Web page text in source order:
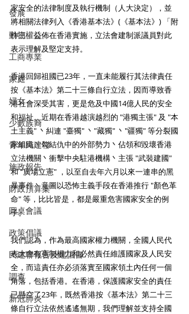
發展
動物權益
工商專業
家庭
婦女
少數族裔
青年民建聯
施政報告
財政預算案
圓桌會議
政策倡議
民建聯報告及建議書
調查
新冠肺炎
家安全的法律制度及執行機制（人大決定），並
將相關法律列入《香港基本法》(《基本法》) 「附
件三」公佈在香港實施，立法會建制派議員對此
表示理解及堅定支持。
香港回歸祖國已23年，一直未能履行其法律責任
按《基本法》第二十三條自行立法，因而導致香
港社會深受其害，更是危及中國14億人民的安全
和福祉。近期在香港越演越烈的 "港獨主張" 及 "本
土主義" 丶糾連 "臺獨" 丶"藏獨" 丶"疆獨" 等分裂國
家組織丶勾結仇中的外部勢力丶佔領和毀壞香港
立法機關丶衝擊中央駐港機構丶主張 "武裝建國"
和 "廣場立憲" ，以至自去年六月以來一連串的黑
暴事件丶意圖以恐怖主義手段在香港推行 "顏色革
命" 等，比比皆是，都是嚴重危害國家安全的例
子。
我們認為，作為最高國家權力機關，全國人民代
表大會有憲制權力和必然責任維護國家及人民安
全，而這責任亦必須落實至國家領土內任何一個
角落，包括香港。在香港，保護國家安全的責任
已懸空了23年，既然香港按《基本法》第二十三
條自行立法依然遙遙無期，我們理解並支持全國